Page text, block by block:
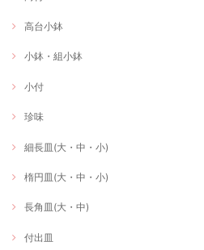
高台小鉢
小鉢・組小鉢
小付
珍味
細長皿(大・中・小)
楕円皿(大・中・小)
長角皿(大・中)
付出皿